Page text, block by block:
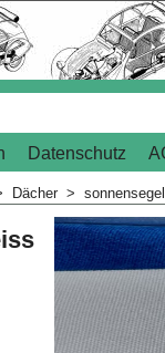
Datenschutz
Dächer >